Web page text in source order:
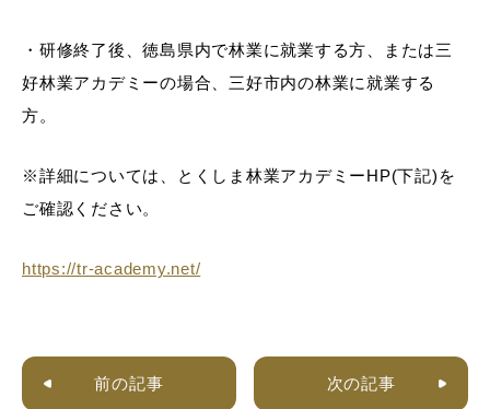
・研修終了後、徳島県内で林業に就業する方、または三
好林業アカデミーの場合、三好市内の林業に就業する
方。
※詳細については、とくしま林業アカデミーHP(下記)を
ご確認ください。
https://tr-academy.net/
前の記事 次の記事